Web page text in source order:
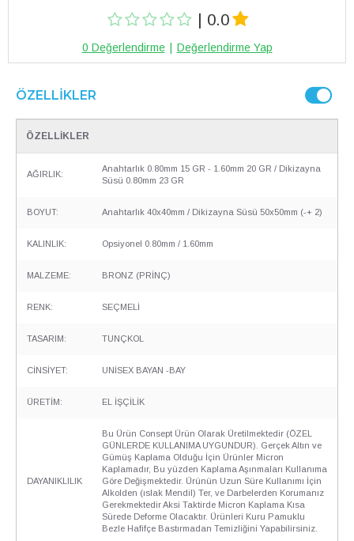
| 0.0
0 Değerlendirme Değerlendirme Yap
ÖZELLIKLER
ÖZELLİKLER
AĞIRLIK:
Anahtarlık 0.80mm 15 GR - 1.60mm 20 GR / Dikizayna
Süsü 0.80mm 23 GR
BOYUT: Anahtarlık 40x40mm / Dikizayna Süsü 50x50mm (-+ 2)
KALINLIK: Opsiyonel 0.80mm / 1.60mm
MALZEME: BRONZ (PRİNÇ)
RENK: SEÇMELİ
TASARIM: TUNÇKOL
CİNSİYET: UNİSEX BAYAN -BAY
ÜRETİM: EL İŞÇİLİK
DAYANIKLILIK
Bu Ürün Consept Ürün Olarak Üretilmektedir (ÖZEL
GÜNLERDE KULLANIMA UYGUNDUR). Gerçek Altın ve
Gümüş Kaplama Olduğu İçin Ürünler Micron
Kaplamadır, Bu yüzden Kaplama Aşınmaları Kullanıma
Göre Değişmektedir. Ürünün Uzun Süre Kullanımı İçin
Alkolden (ıslak Mendil) Ter, ve Darbelerden Korumanız
Gerekmektedir Aksi Taktirde Micron Kaplama Kısa
Sürede Deforme Olacaktır. Ürünleri Kuru Pamuklu
Bezle Hafifçe Bastırmadan Temizliğini Yapabilirsiniz.